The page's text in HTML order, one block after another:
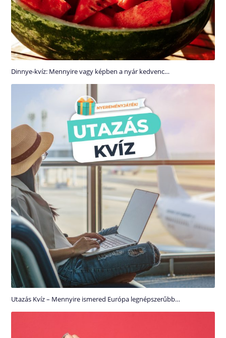
Dinnye-kvíz: Mennyire vagy képben a nyár kedvenc…
Utazás Kvíz – Mennyire ismered Európa legnépszerűbb…